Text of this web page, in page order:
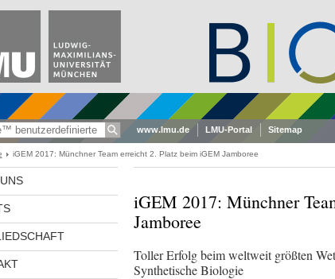
www.lmu.de LMU-Portal Sitemap
iGEM 2017: Münchner Team erreicht 2. Platz beim iGEM Jamboree
iGEM 2017: Münchner
Jamboree
Toller Erfolg beim weltweit größten
Synthetische Biologie